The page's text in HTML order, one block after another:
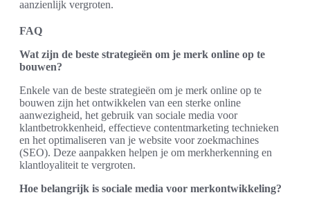
aanzienlijk vergroten.
FAQ
Wat zijn de beste strategieën om je merk online op te
bouwen?
Enkele van de beste strategieën om je merk online op te
bouwen zijn het ontwikkelen van een sterke online
aanwezigheid, het gebruik van sociale media voor
klantbetrokkenheid, effectieve contentmarketing technieken
en het optimaliseren van je website voor zoekmachines
(SEO). Deze aanpakken helpen je om merkherkenning en
klantloyaliteit te vergroten.
Hoe belangrijk is sociale media voor merkontwikkeling?